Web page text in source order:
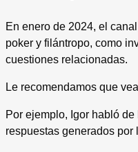
En enero de 2024, el
poker y filántropo, como
cuestiones relacionadas.
Le recomendamos que
Por ejemplo, Igor habló
respuestas generados por